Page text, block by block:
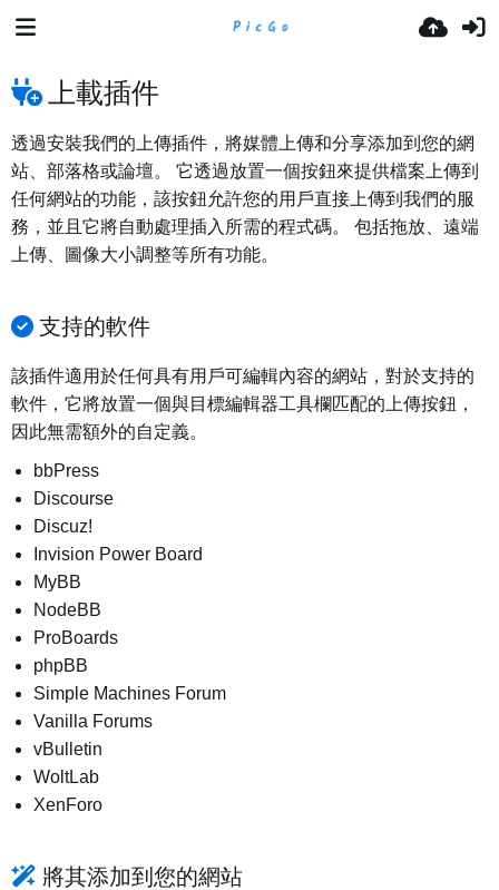
上載插件
透過安裝我們的上傳插件，將媒體上傳和分享添加到您的網
站、部落格或論壇。 它透過放置一個按鈕來提供檔案上傳到
任何網站的功能，該按鈕允許您的用戶直接上傳到我們的服
務，並且它將自動處理插入所需的程式碼。 包括拖放、遠端
上傳、圖像大小調整等所有功能。
支持的軟件
該插件適用於任何具有用戶可編輯內容的網站，對於支持的
軟件，它將放置一個與目標編輯器工具欄匹配的上傳按鈕，
因此無需額外的自定義。
bbPress
Discourse
Discuz!
Invision Power Board
MyBB
NodeBB
ProBoards
phpBB
Simple Machines Forum
Vanilla Forums
vBulletin
WoltLab
XenForo
將其添加到您的網站